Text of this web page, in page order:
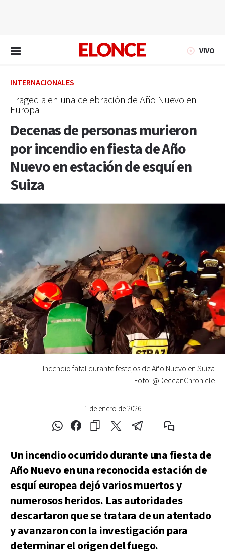
VIVO
INTERNACIONALES
Tragedia en una celebración de Año Nuevo en
Europa
Decenas de personas murieron
por incendio en fiesta de Año
Nuevo en estación de esquí en
Suiza
1 de enero de 2026
Incendio fatal durante festejos de Año Nuevo en Suiza
Foto: @DeccanChronicle
Un incendio ocurrido durante una fiesta de
Año Nuevo en una reconocida estación de
esquí europea dejó varios muertos y
numerosos heridos. Las autoridades
descartaron que se tratara de un atentado
y avanzaron con la investigación para
determinar el origen del fuego.